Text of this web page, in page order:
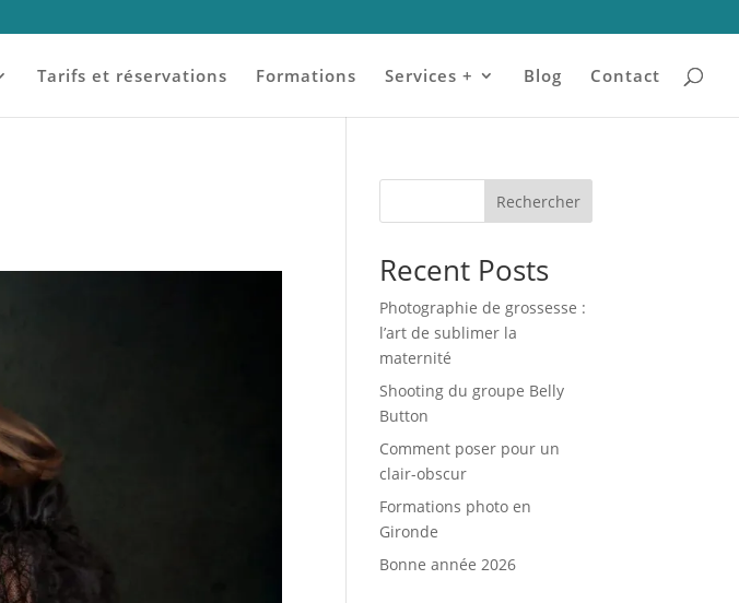
Tarifs et réservations Formations Services + Blog Contact
Rechercher
Recent Posts
Photographie de grossesse :
l’art de sublimer la
maternité
Shooting du groupe Belly
Button
Comment poser pour un
clair-obscur
Formations photo en
Gironde
Bonne année 2026